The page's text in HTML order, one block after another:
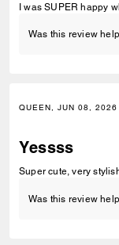
I was SUPER happy
Was this review
QUEEN, JUN 08, 2026
Yessss
Super cute, very
Was this review